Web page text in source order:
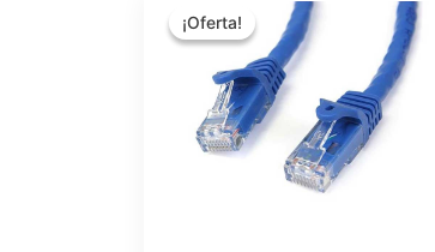
¡Oferta!
¡Oferta!
precio
original
$3.66.
precio
actual
es:
$2.99.